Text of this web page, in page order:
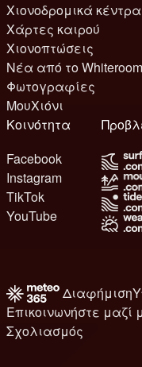
Χιονοδρομικά κέντρα
Χάρτες καιρού
Χιονοπτώσεις
Νέα από το Whiteroom
Φωτογραφίες
ΜουΧιόνι
Κοινότητα
Facebook
Instagram
TikTok
YouTube
Διαφήμιση
Επικοινωνήστε μαζί
Σχολιασμός